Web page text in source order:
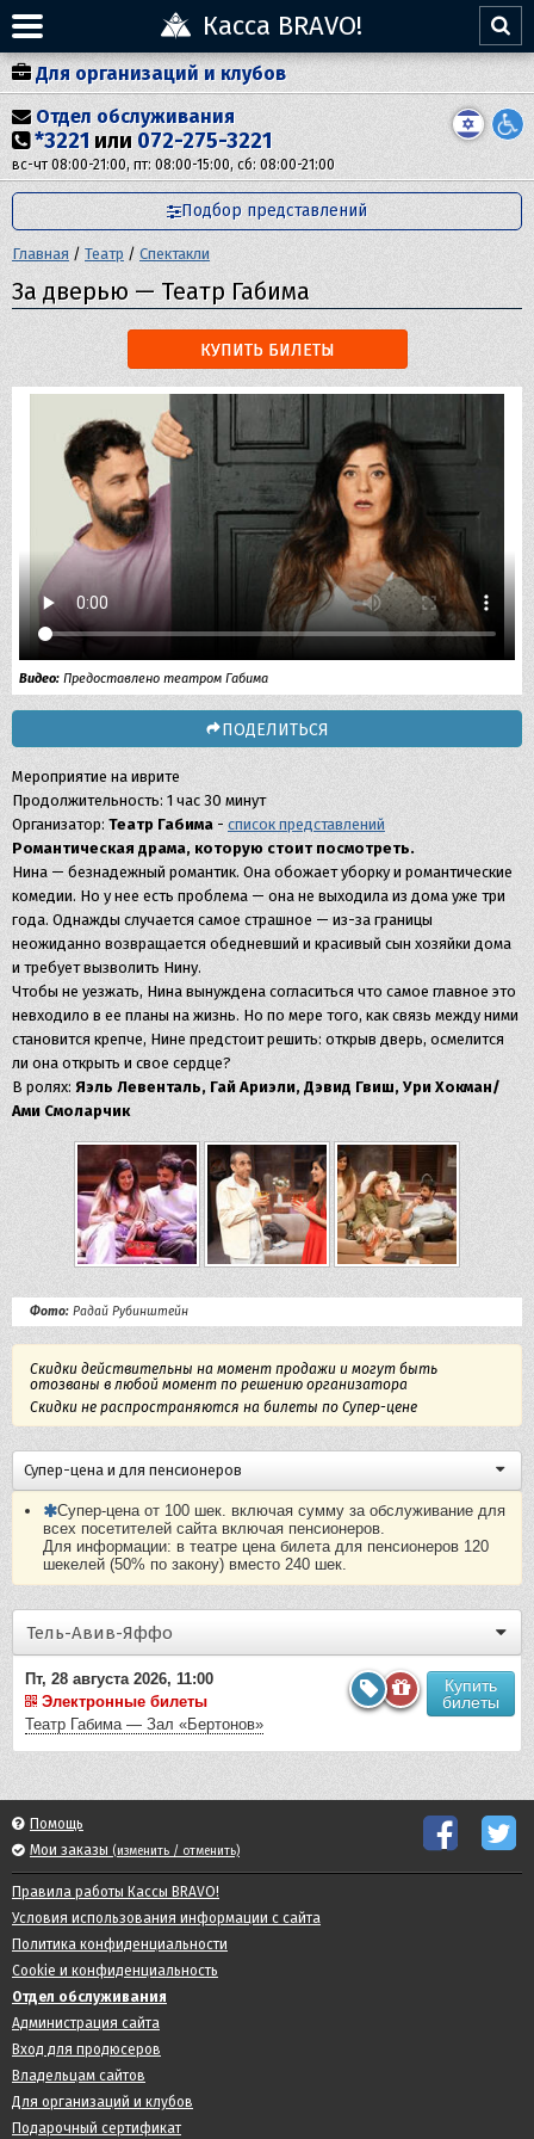
Касса BRAVO!
Для организаций и клубов
Отдел обслуживания
*3221 или 072-275-3221
вс-чт 08:00-21:00, пт: 08:00-15:00, сб: 08:00-21:00
Подбор представлений
Главная / Театр / Спектакли
За дверью — Театр Габима
КУПИТЬ БИЛЕТЫ
Видео: Предоставлено театром Габима
ПОДЕЛИТЬСЯ
Мероприятие на иврите
Продолжительность: 1 час 30 минут
Организатор: Театр Габима - список представлений
Романтическая драма, которую стоит посмотреть.
Нина — безнадежный романтик. Она обожает уборку и романтические
комедии. Но у нее есть проблема — она не выходила из дома уже три
года. Однажды случается самое страшное — из-за границы
неожиданно возвращается обедневший и красивый сын хозяйки дома
и требует вызволить Нину.
Чтобы не уезжать, Нина вынуждена согласиться что самое главное это
невходило в ее планы на жизнь. Но по мере того, как связь между ними
становится крепче, Нине предстоит решить: открыв дверь, осмелится
ли она открыть и свое сердце?
В ролях: Яэль Левенталь, Гай Ариэли, Дэвид Гвиш, Ури Хокман/
Ами Смоларчик
Фото: Радай Рубинштейн
Скидки действительны на момент продажи и могут быть
отозваны в любой момент по решению организатора
Скидки не распространяются на билеты по Супер-цене
Супер-цена и для пенсионеров
Супер-цена от 100 шек. включая сумму за обслуживание для
всех посетителей сайта включая пенсионеров.
Для информации: в театре цена билета для пенсионеров 120
шекелей (50% по закону) вместо 240 шек.
Тель-Авив-Яффо
Пт, 28 августа 2026, 11:00
Электронные билеты
Театр Габима — Зал «Бертонов»
Купить
билеты
Помощь
Мои заказы (изменить / отменить)
Правила работы Кассы BRAVO!
Условия использования информации с сайта
Политика конфиденциальности
Cookie и конфиденциальность
Отдел обслуживания
Администрация сайта
Вход для продюсеров
Владельцам сайтов
Для организаций и клубов
Подарочный сертификат